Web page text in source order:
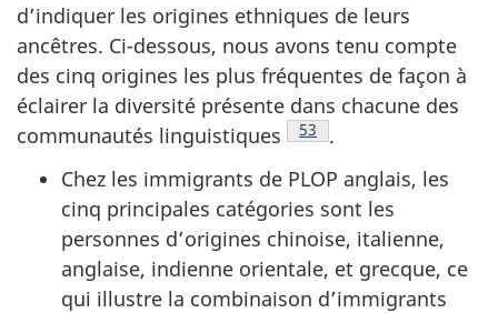
d’indiquer les origines ethniques de leurs
ancêtres. Ci-dessous, nous avons tenu compte
des cinq origines les plus fréquentes de façon à
éclairer la diversité présente dans chacune des
communautés linguistiques
Note de bas de page
53
.
Chez les immigrants de PLOP anglais, les
cinq principales catégories sont les
personnes d’origines chinoise, italienne,
anglaise, indienne orientale, et grecque, ce
qui illustre la combinaison d’immigrants